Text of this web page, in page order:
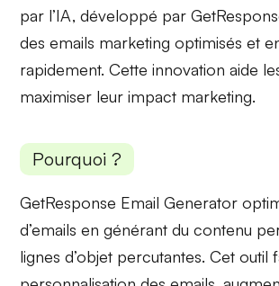
par l’IA, développé par
des emails marketing optimisés et
rapidement. Cette innovation aide
maximiser leur impact marketing.
Pourquoi ?
GetResponse Email Generator
d’emails en générant du contenu
lignes d’objet percutantes. Cet outil